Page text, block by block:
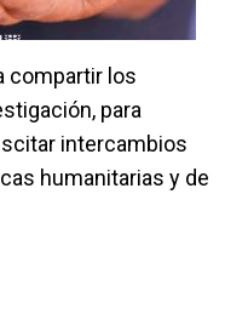
compartir los
para
intercambios
humanitarias y de